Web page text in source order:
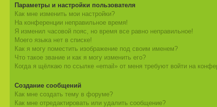
Параметры и настройки пользователя
Как мне изменить мои настройки?
На конференции неправильное время!
Я изменил часовой пояс, но время все равно неправильное!
Моего языка нет в списке!
Как я могу поместить изображение под своим именем?
Что такое звание и как я могу изменить его?
Когда я щёлкаю по ссылке «email» от меня требуют войти на
Создание сообщений
Как мне создать тему в форуме?
Как мне отредактировать или удалить сообщение?